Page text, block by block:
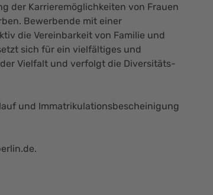
der Karrieremöglichkeiten von Frauen
Bewerbende mit einer
die Vereinbarkeit von Familie und
sich für ein vielfältiges und
Vielfalt und verfolgt die Diversitäts-
und Immatrikulationsbescheinigung